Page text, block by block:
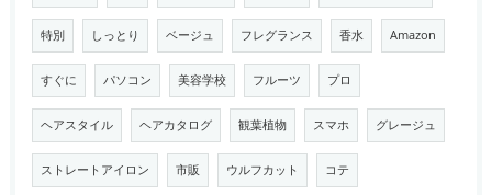
特別 しっとり ベージュ フレグランス 香水 Amazon
すぐに パソコン 美容学校 フルーツ プロ
ヘアスタイル ヘアカタログ 観葉植物 スマホ グレージュ
ストレートアイロン 市販 ウルフカット コテ